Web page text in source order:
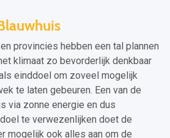
provincies hebben een tal plannen
klimaat zo bevorderlijk denkbaar
einddoel om zoveel mogelijk
te laten gebeuren. Een van de
via zonne energie en dus
te verwezenlijken doet de
mogelijk ook alles aan om de